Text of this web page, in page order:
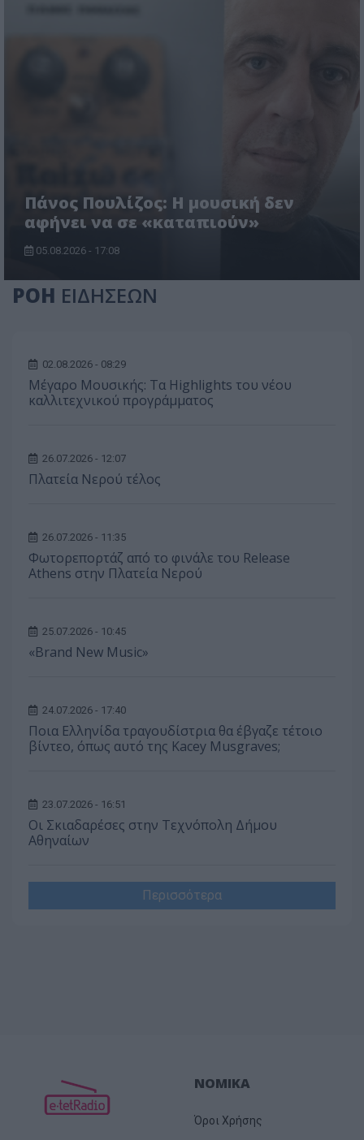
Πάνος Πουλίζος: Η μουσική δεν
αφήνει να σε «καταπιούν»
05.08.2026 - 17:08
ΡΟΗ ΕΙΔΗΣΕΩΝ
02.08.2026 - 08:29
Μέγαρο Μουσικής: Τα Highlights του νέου
καλλιτεχνικού προγράμματος
26.07.2026 - 12:07
Πλατεία Νερού τέλος
26.07.2026 - 11:35
Φωτορεπορτάζ από το φινάλε του Release
Athens στην Πλατεία Νερού
25.07.2026 - 10:45
«Brand New Music»
24.07.2026 - 17:40
Ποια Ελληνίδα τραγουδίστρια θα έβγαζε τέτοιο
βίντεο, όπως αυτό της Kacey Musgraves;
23.07.2026 - 16:51
Οι Σκιαδαρέσες στην Τεχνόπολη Δήμου
Αθηναίων
Περισσότερα
ΝΟΜΙΚΑ
Όροι Χρήσης